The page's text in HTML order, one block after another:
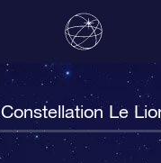
Constellation Le